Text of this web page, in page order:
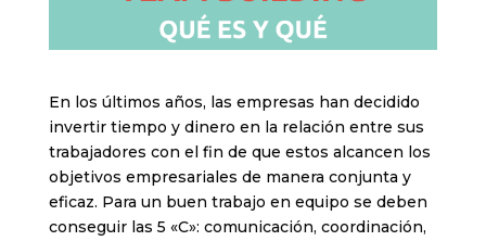
En los últimos años, las empresas han decidido
invertir tiempo y dinero en la relación entre sus
trabajadores con el fin de que estos alcancen los
objetivos empresariales de manera conjunta y
eficaz. Para un buen trabajo en equipo se deben
conseguir las 5 «C»: comunicación, coordinación,